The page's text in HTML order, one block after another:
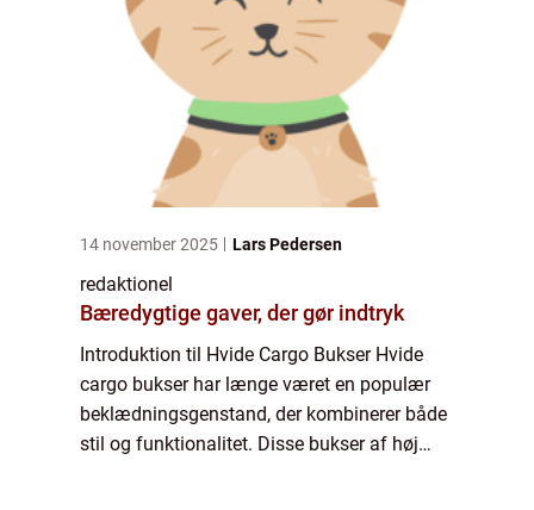
14 november 2025 Lars Pedersen
redaktionel
Bæredygtige gaver, der gør indtryk
Introduktion til Hvide Cargo Bukser Hvide
cargo bukser har længe været en populær
beklædningsgenstand, der kombinerer både
stil og funktionalitet. Disse bukser af høj